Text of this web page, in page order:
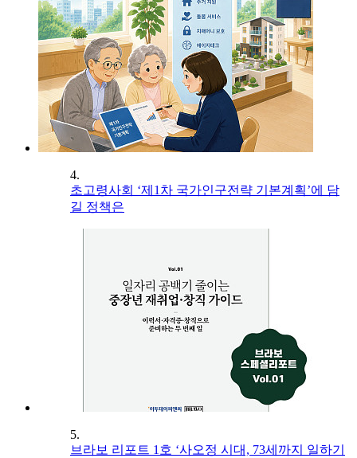
4.
초고령사회 ‘제1차 국가인구전략 기본계획’에 담
길 정책은
5.
브라보 리포트 1호 ‘사오정 시대, 73세까지 일하기